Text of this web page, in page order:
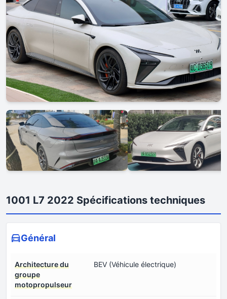
1001 L7 2022 Spécifications techniques
Général
Architecture du
groupe
motopropulseur
BEV (Véhicule électrique)